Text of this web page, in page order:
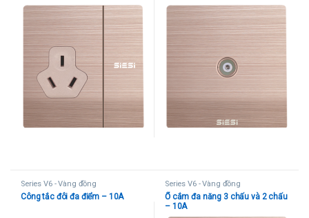
Series V6 - Vàng đồng
Công tắc đôi đa điểm – 10A
Series V6 - Vàng đồng
Ổ cắm đa năng 3 chấu và 2 chấu
– 10A